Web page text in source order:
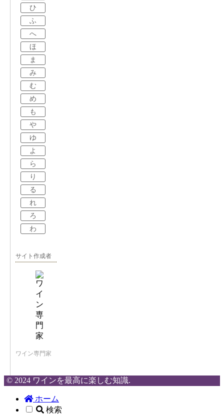
ひ
ふ
へ
ほ
ま
み
む
め
も
や
ゆ
よ
ら
り
る
れ
ろ
わ
サイト作成者
ワイン専門家
© 2024 ワインを最高に楽しむ知識.
ホーム
検索